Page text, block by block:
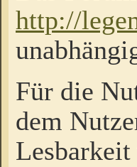
http://
Für die
dem